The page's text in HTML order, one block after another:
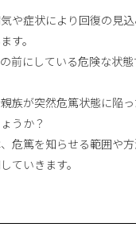
や症状により回復の見
す。
前にしている危険な状態
族が突然危篤状態に陥
うか？
危篤を知らせる範囲や
ていきます。